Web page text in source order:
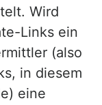
Wird
Links ein
(also
in diesem
eine